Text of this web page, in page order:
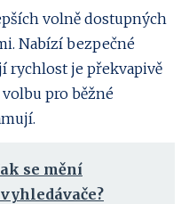
volně dostupných
Nabízí bezpečné
rychlost je překvapivě
pro běžné
se mění